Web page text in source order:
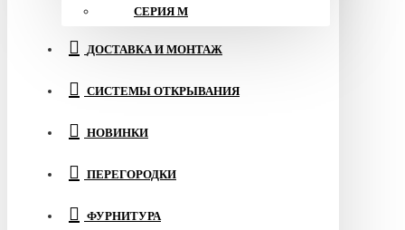
СЕРИЯ M
ДОСТАВКА И МОНТАЖ
СИСТЕМЫ ОТКРЫВАНИЯ
НОВИНКИ
ПЕРЕГОРОДКИ
ФУРНИТУРА